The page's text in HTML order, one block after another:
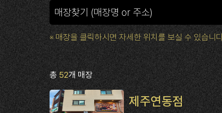
※ 매장을 클릭하시면 자세한 위치를 보실 수 있습니
총52개 매장
제주연동점